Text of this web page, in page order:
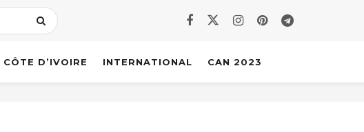
CÔTE D’IVOIRE INTERNATIONAL CAN 2023